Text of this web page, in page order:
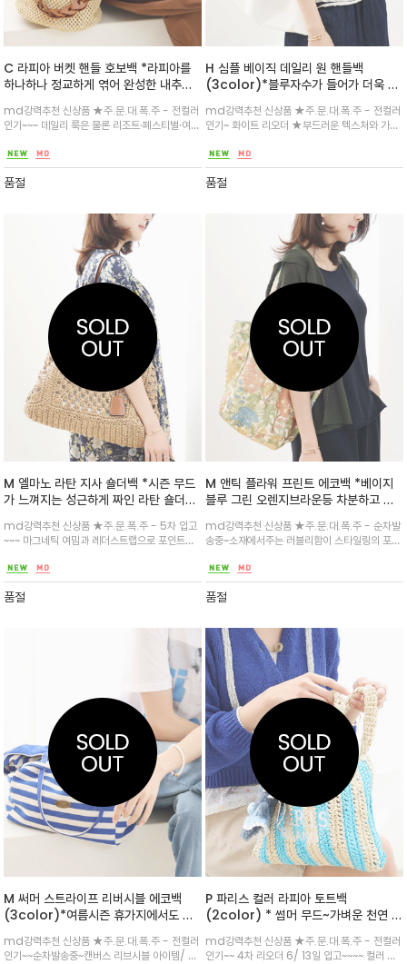
C 라피아 버켓 핸들 호보백 *라피아를
하나하나 정교하게 엮어 완성한 내추럴
한 버킷 실루엣이 매력적인 토트/ 핸들.
숄더 호보 /
md강력추천 신상품 ★주.문.대.폭.주 - 전컬러
인기~~~ 데일리 룩은 물론 리조트·페스티벌·여행
이템블랙·브라운·베이지·레드 4가지 컬러 옵션으
로 어떤 룩에도 세련된 포인트 /
품절
H 심플 베이직 데일리 원 핸들백
(3color)*블루자수가 들어가 더욱 이
뻐진^^이베스트 상품 / 매년 더 이쁘게
~ 나오고있는^^ ★페이크 래더 소재로
실용적이고 가벼운~ 포켓 내부 있고 고
리있어서 더욱 좋은~
md강력추천 신상품 ★주.문.대.폭.주 - 전컬러
인기~ 화이트 리오더 ★부드러운 텍스처와 가벼
는 체크 패턴 안감과 포켓 디테일로 실용성을 더
했습니다.소지품이 많은 날에도 부담 없이 스타
일링이 가능
품절
M 엘마노 라탄 지사 숄더백 *시즌 무드
가 느껴지는 성근하게 짜인 라탄 숄더백
/ 세련되고 여유롭게 세미 빅사이즈 숄
더로 보부상 분들에게는 더없이 굿^^
md강력추천 신상품 ★주.문.폭.주 - 5차 입고
~~~ 마그네틱 여밈과 레더스트랩으로 포인트를
다/데일리는 물론 여행지에서도 시즌 무드를 연
출
품절
M 앤틱 플라워 프린트 에코백 *베이지
블루 그린 오렌지브라운등 차분하고 이
쁜 컬러들의 조합 /가볍고 데일리로 사
용하기 좋은 에코백
md강력추천 신상품 ★주.문.대.폭.주 - 순차발
송중~소재에서주는 러블리함이 스타일링의 포인
분리수납이 가 적당히 여유있는 사이즈로 편하고
이쁘게^^
품절
M 써머 스트라이프 리버시블 에코백
(3color)*여름시즌 휴가지에서도 좋
라인
md강력추천 신상품 ★주.문.대.폭.주 - 전컬러
인기~~순차발송중~캔버스 리브시블 아이템/ 한
P 파리스 컬러 라피아 토트백
(2color) * 썸머 무드~가벼운 천연 소
휴가철 바캉스룩 포인트 아이템
md강력추천 신상품 ★주.문.대.폭.주 - 전컬러
인기~~ 4차 리오더 6/ 13일 입고~~~~ 컬러 스